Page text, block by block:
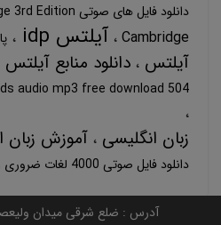
دانلود فایل های صوتی Cutting Edge 3rd Edition
Cambridge آیلتس idp
آیلتس دانلود منابع آیلتس
504 absolutely essential words audio mp3 free download
زبان انگلیسی آموزش زبان
دانلود فایل صوتی 4000 لغات ضروری زبان انگلیسی
آدرس : ضلع شرقی میدان ولیعصر